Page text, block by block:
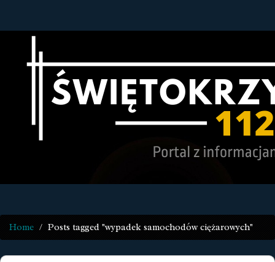
Home Posts tagged "wypadek samochodów ciężarowych"